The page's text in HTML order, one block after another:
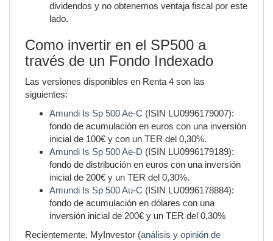
dividendos y no obtenemos ventaja fiscal por este
lado.
Como invertir en el SP500 a
través de un Fondo Indexado
Las versiones disponibles en Renta 4 son las
siguientes:
Amundi Is Sp 500 Ae-C (ISIN LU0996179007):
fondo de acumulación en euros con una inversión
inicial de 100€ y con un TER del 0,30%.
Amundi Is Sp 500 Ae-D (ISIN LU0996179189):
fondo de distribución en euros con una inversión
inicial de 200€ y un TER del 0,30%.
Amundi Is Sp 500 Au-C (ISIN LU0996178884):
fondo de acumulación en dólares con una
inversión inicial de 200€ y un TER del 0,30%
Recientemente, MyInvestor (análisis y opinión de